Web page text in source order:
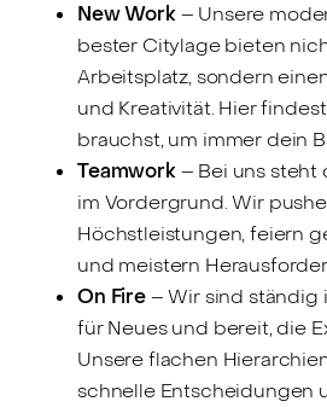
New Work– Unsere
bester Citylage bieten
Arbeitsplatz, sondern
und Kreativität. Hier
brauchst, um immer dein
Teamwork– Bei uns steht
im Vordergrund. Wir
Höchstleistungen, feiern
und meistern
On Fire– Wir sind ständig
für Neues und bereit, die
Unsere flachen
schnelle Entscheidungen